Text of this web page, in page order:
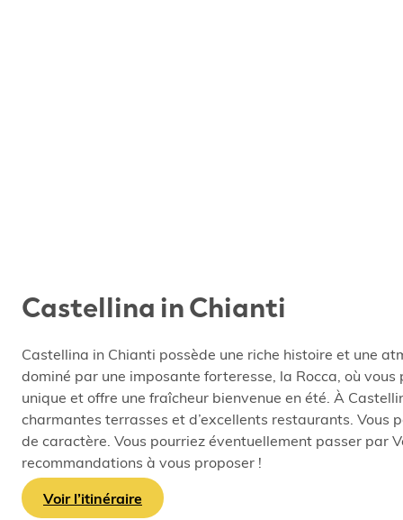
Castellina in Chianti
Castellina in Chianti possède une riche histoire et une
dominé par une imposante forteresse, la Rocca, où
unique et offre une fraîcheur bienvenue en été. À
charmantes terrasses et d’excellents restaurants.
de caractère. Vous pourriez éventuellement passer par
recommandations à vous proposer !
Voir l’itinéraire